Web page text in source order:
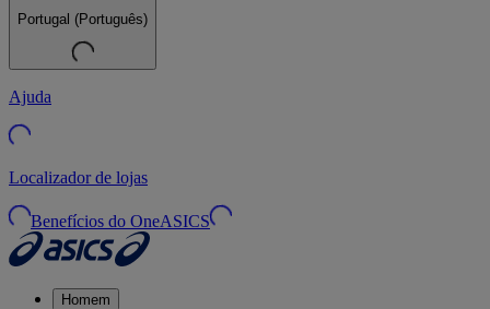
Portugal (Português)
Ajuda
Localizador de lojas
Benefícios do OneASICS
Homem